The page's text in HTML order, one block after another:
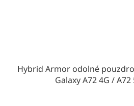
Hybrid Armor odolné
Galaxy A72 4G /